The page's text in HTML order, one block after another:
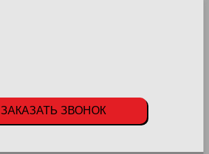
ЗАКАЗАТЬ ЗВОНОК